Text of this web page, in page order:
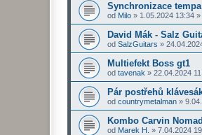
Synchronizace
od Milo » 1.05.2024 13:34 »
David Mák - Salz
od SalzGuitars »
Multiefekt Boss gt1
od tavenak » 22.04.2024
Pár postřehů
od countrymetalman »
Kombo Carvin
od Marek H. » 7.04.2024